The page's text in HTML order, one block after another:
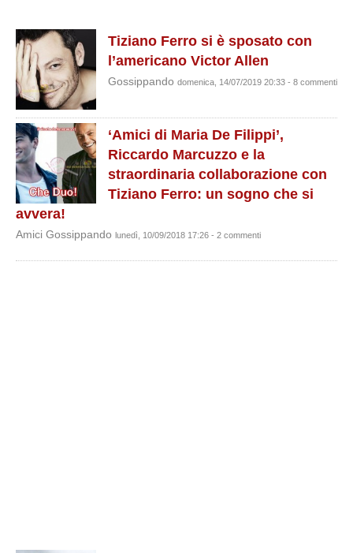
Tiziano Ferro si è sposato con
l’americano Victor Allen
Gossippando domenica, 14/07/2019 20:33 - 8 commenti
‘Amici di Maria De Filippi’,
Riccardo Marcuzzo e la
straordinaria collaborazione con
Tiziano Ferro: un sogno che si
avvera!
Amici Gossippando lunedì, 10/09/2018 17:26 - 2 commenti